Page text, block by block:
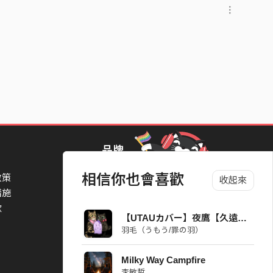
相信你也會喜歡 收起來
【UTAUカバー】夜鷹【久遠寝町】
羽毛（うもう/罪の羽）
Milky Way Campfire
策
施
品牌
StreetVoice Awards 街聲音樂獎
Blow 吹音樂
Packer 派歌
SimpleLife 簡單生活節
ParkPark Carnival
一起比 YEAH 吧